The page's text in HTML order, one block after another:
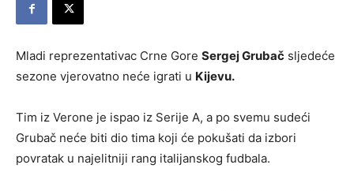
Mladi reprezentativac Crne Gore Sergej Grubač sljedeće
sezone vjerovatno neće igrati u Kijevu.
Tim iz Verone je ispao iz Serije A, a po svemu sudeći
Grubač neće biti dio tima koji će pokušati da izbori
povratak u najelitniji rang italijanskog fudbala.